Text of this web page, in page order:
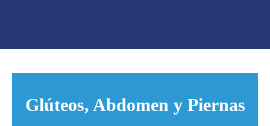
Glúteos, Abdomen y Piernas